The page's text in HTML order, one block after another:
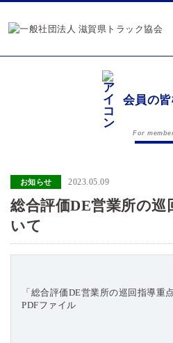
会員の
For
お知らせ 2023.05.09
総合評価DE営業所の巡
いて
「総合評価DE営業所の巡回指導重
PDFファイル